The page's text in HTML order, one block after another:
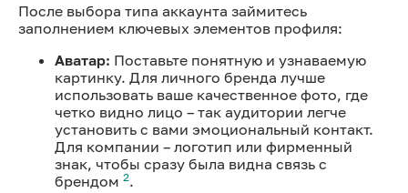
После выбора типа аккаунта займитесь
заполнением ключевых элементов профиля:
Аватар: Поставьте понятную и узнаваемую
картинку. Для личного бренда лучше
использовать ваше качественное фото, где
четко видно лицо – так аудитории легче
установить с вами эмоциональный контакт.
Для компании – логотип или фирменный
знак, чтобы сразу была видна связь с
брендом 2.